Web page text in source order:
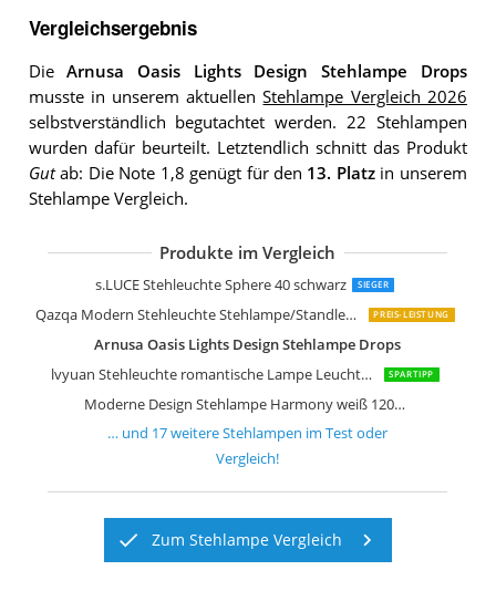
Vergleichsergebnis
DieArnusa Oasis Lights Design Stehlampe Drops
musste in unserem aktuellenStehlampe Vergleich 2026
selbstverständlich begutachtet werden. 22 Stehlampen
wurden dafür beurteilt. Letztendlich schnitt das Produkt
Gutab: Die Note 1,8 genügt für den 13. Platzin unserem
Stehlampe Vergleich.
Produkte im Vergleich
s.LUCE Stehleuchte Sphere 40 schwarz SIEGER
Qazqa Modern Stehleuchte Stehlampe/Standleuchte/Lampe/Leuchte Tripe PREIS-LEISTUNG
Arnusa Oasis Lights Design Stehlampe Drops
lvyuan Stehleuchte romantische Lampe Leuchte Licht Stehlampe
SPARTIPP
Moderne Design Stehlampe Harmony weiß 120cm Stehleuchte
Qazqa Industrie Industrial
Paul Neuhaus Ilona 314-17
Wofi LED Leuchte Lampe Vega
LEONC Kreative Stehleuchte LOUNGE
… und 17weitereStehlampen im Test oder
Vergleich!
Zum Stehlampe Vergleich